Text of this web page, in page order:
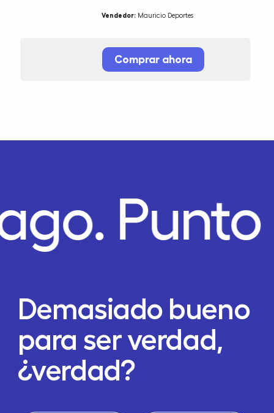
Vendedor: Mauricio Deportes
Comprar ahora
Demasiado bueno
para ser verdad,
¿verdad?